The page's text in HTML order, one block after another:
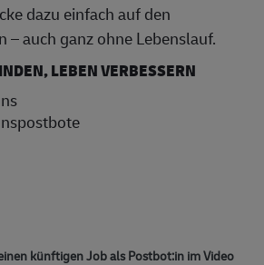
dazu einfach auf den
auch ganz ohne Lebenslauf.
LEBEN VERBESSERN
künftigen Job als Postbot:in im Video